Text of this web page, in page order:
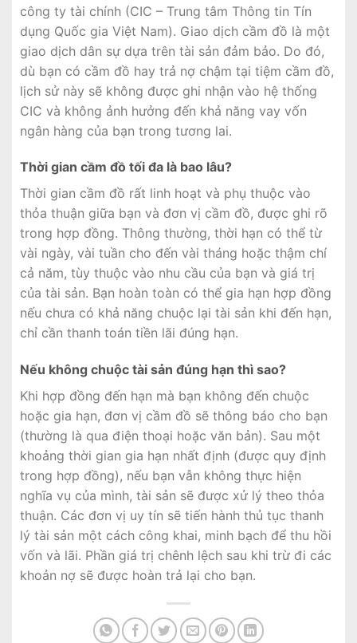
công ty tài chính (CIC – Trung tâm Thông tin Tín
dụng Quốc gia Việt Nam). Giao dịch cầm đồ là một
giao dịch dân sự dựa trên tài sản đảm bảo. Do đó,
dù bạn có cầm đồ hay trả nợ chậm tại tiệm cầm đồ,
lịch sử này sẽ không được ghi nhận vào hệ thống
CIC và không ảnh hưởng đến khả năng vay vốn
ngân hàng của bạn trong tương lai.
Thời gian cầm đồ tối đa là bao lâu?
Thời gian cầm đồ rất linh hoạt và phụ thuộc vào
thỏa thuận giữa bạn và đơn vị cầm đồ, được ghi rõ
trong hợp đồng. Thông thường, thời hạn có thể từ
vài ngày, vài tuần cho đến vài tháng hoặc thậm chí
cả năm, tùy thuộc vào nhu cầu của bạn và giá trị
của tài sản. Bạn hoàn toàn có thể gia hạn hợp đồng
nếu chưa có khả năng chuộc lại tài sản khi đến hạn,
chỉ cần thanh toán tiền lãi đúng hạn.
Nếu không chuộc tài sản đúng hạn thì sao?
Khi hợp đồng đến hạn mà bạn không đến chuộc
hoặc gia hạn, đơn vị cầm đồ sẽ thông báo cho bạn
(thường là qua điện thoại hoặc văn bản). Sau một
khoảng thời gian gia hạn nhất định (được quy định
trong hợp đồng), nếu bạn vẫn không thực hiện
nghĩa vụ của mình, tài sản sẽ được xử lý theo thỏa
thuận. Các đơn vị uy tín sẽ tiến hành thủ tục thanh
lý tài sản một cách công khai, minh bạch để thu hồi
vốn và lãi. Phần giá trị chênh lệch sau khi trừ đi các
khoản nợ sẽ được hoàn trả lại cho bạn.